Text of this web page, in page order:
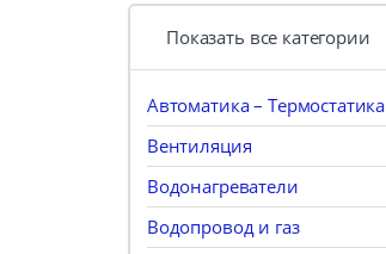
Показать все категории
Автоматика – Термостатика
Вентиляция
Водонагреватели
Водопровод и газ